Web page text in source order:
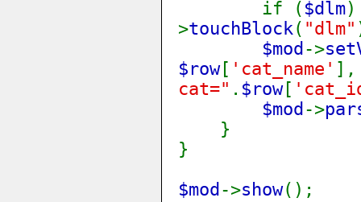
if ( $dlm
>touchBlock( "dlm"
$mod ->
$row[ 'cat_name'
cat=" . $row[
$mod ->
}
}
$mod ->show();